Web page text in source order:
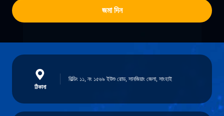
জমা দিন
ঠিকানা
বিল্ডিং ১১, নং ১৫৬৯ ইউশু রোড, সানজিয়াং জেলা, সাংহাই